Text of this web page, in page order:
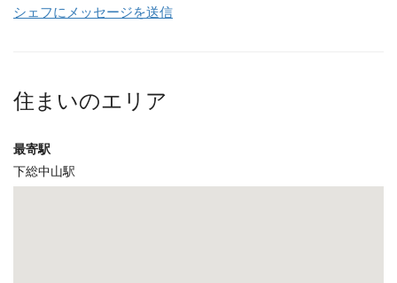
シェフにメッセージを送信
住まいのエリア
最寄駅
下総中山駅